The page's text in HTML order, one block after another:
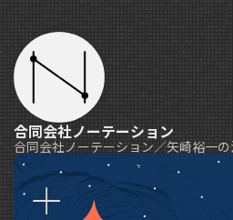
合同会社ノーテーション
合同会社ノーテーション／矢崎裕一